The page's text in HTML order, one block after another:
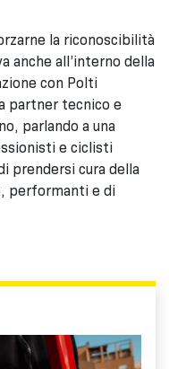
la riconoscibilità
anche all’interno della
con Polti
partner tecnico e
parlando a una
e ciclisti
prendersi cura della
performanti e di